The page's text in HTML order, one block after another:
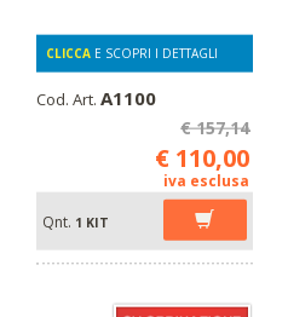
CLICCA E SCOPRI I DETTAGLI
Cod. Art. A1100
€ 157,14
€ 110,00
iva esclusa
Qnt. 1 KIT